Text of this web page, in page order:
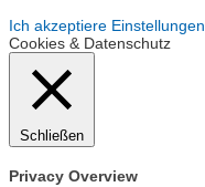
Ich akzeptiere Einstellungen
Cookies & Datenschutz
Schließen
Privacy Overview